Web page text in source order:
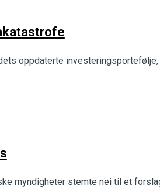
oppdaterte
myndigheter stemte nei til et